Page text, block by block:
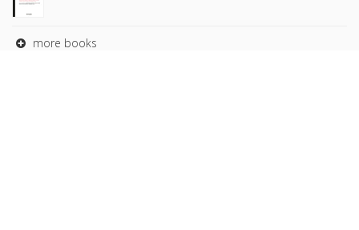
more books